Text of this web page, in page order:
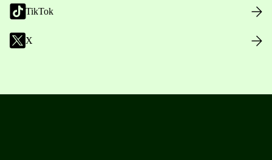
TikTok
X